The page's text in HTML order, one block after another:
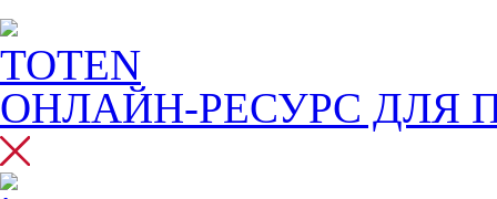
TOTEN
ОНЛАЙН-РЕСУРС ДЛЯ